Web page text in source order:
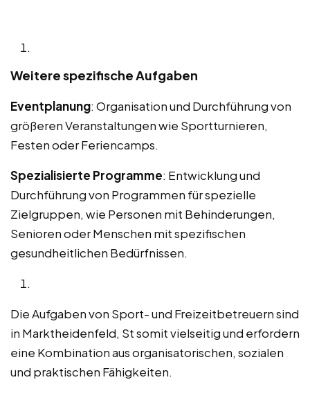
Weitere spezifische Aufgaben
Eventplanung: Organisation und Durchführung von
größeren Veranstaltungen wie Sportturnieren,
Festen oder Feriencamps.
Spezialisierte Programme: Entwicklung und
Durchführung von Programmen für spezielle
Zielgruppen, wie Personen mit Behinderungen,
Senioren oder Menschen mit spezifischen
gesundheitlichen Bedürfnissen.
Die Aufgaben von Sport- und Freizeitbetreuern sind
in Marktheidenfeld, St somit vielseitig und erfordern
eine Kombination aus organisatorischen, sozialen
und praktischen Fähigkeiten.